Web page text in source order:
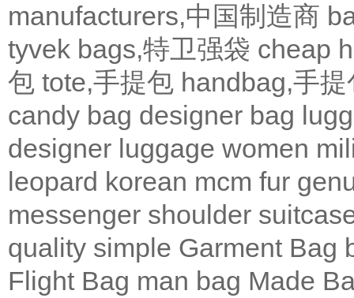
manufacturers,中国制造商
tyvek bags,特卫强袋 cheap
包 tote,手提包 handbag,手提
candy bag designer bag
designer luggage women
leopard korean mcm fur
messenger shoulder
quality simple Garment Bag
Flight Bag man bag Made